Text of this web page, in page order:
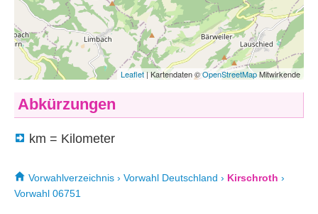
Abkürzungen
km = Kilometer
Vorwahlverzeichnis › Vorwahl Deutschland › Kirschroth ›
Vorwahl 06751